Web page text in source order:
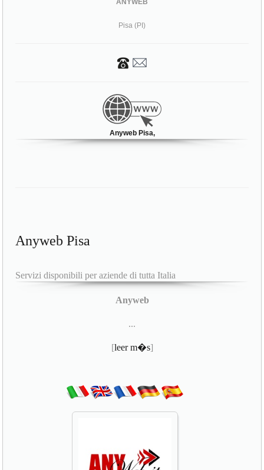
ANYWEB
Pisa (PI)
Anyweb Pisa,
Anyweb Pisa
Servizi disponibili per aziende di tutta Italia
Anyweb
...
[leer m�s]